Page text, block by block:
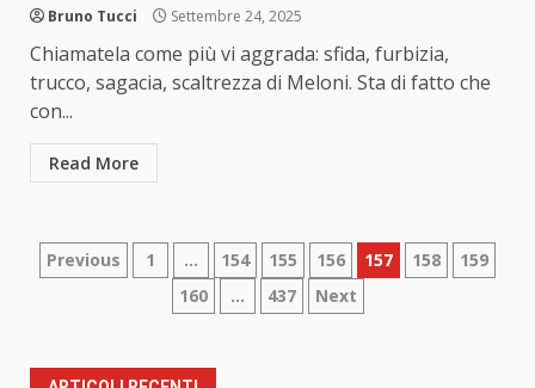
Bruno Tucci Settembre 24, 2025
Chiamatela come più vi aggrada: sfida, furbizia,
trucco, sagacia, scaltrezza di Meloni. Sta di fatto che
con...
Read More
Paginazione
articoli
Previous 1 … 154 155 156 157 158
159
160
… 437 Next